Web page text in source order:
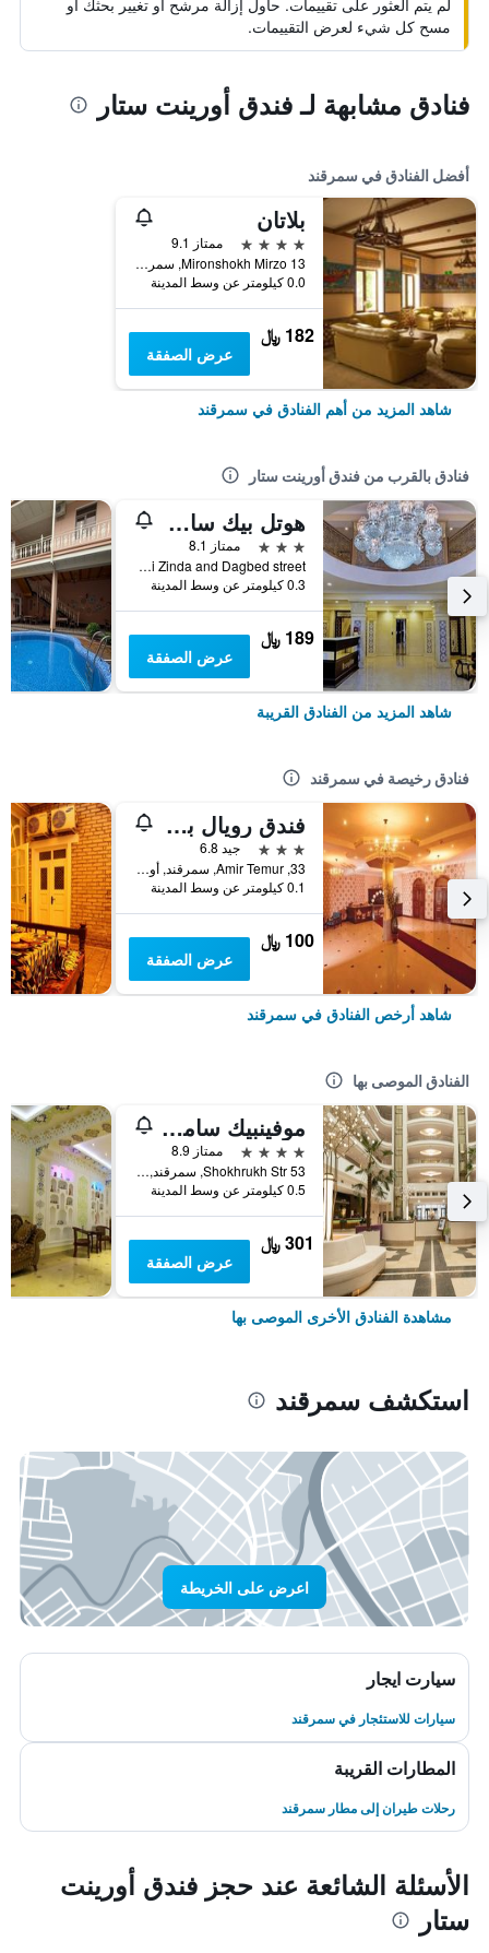
لم يتم العثور على تقييمات. حاول إزالة مرشح أو تغيير بحثك أو
مسح كل شيء لعرض التقييمات.
فنادق مشابهة لـ فندق أورينت ستار
أفضل الفنادق في سمرقند
بلاتان
4 نجوم
ممتاز 9.1
Mironshokh Mirzo 13, سمرقند, أوزبكستان
0.0 كيلومتر عن وسط المدينة
182 ﷼
عرض الصفقة
شاهد المزيد من أهم الفنادق في سمرقند
فنادق بالقرب من فندق أورينت ستار
هوتل بيك ساماركاند
3 نجوم
ممتاز 8.1
Corner of Shohi Zinda and Dagbed street, سمرقند, أوزبكستان
0.3 كيلومتر عن وسط المدينة
189 ﷼
عرض الصفقة
شاهد المزيد من الفنادق القريبة
فنادق رخيصة في سمرقند
فندق رويال بالاس
3 نجوم
جيد 6.8
33, Amir Temur, سمرقند, أوزبكستان
0.1 كيلومتر عن وسط المدينة
100 ﷼
عرض الصفقة
شاهد أرخص الفنادق في سمرقند
الفنادق الموصى بها
موفينبيك ساماركاند
4 نجوم
ممتاز 8.9
53 Shokhrukh Str, سمرقند, أوزبكستان
0.5 كيلومتر عن وسط المدينة
301 ﷼
عرض الصفقة
مشاهدة الفنادق الأخرى الموصى بها
استكشف سمرقند
اعرض على الخريطة
سيارت ايجار
سيارات للاستئجار في سمرقند
المطارات القريبة
رحلات طيران إلى مطار سمرقند
الأسئلة الشائعة عند حجز فندق أورينت
ستار